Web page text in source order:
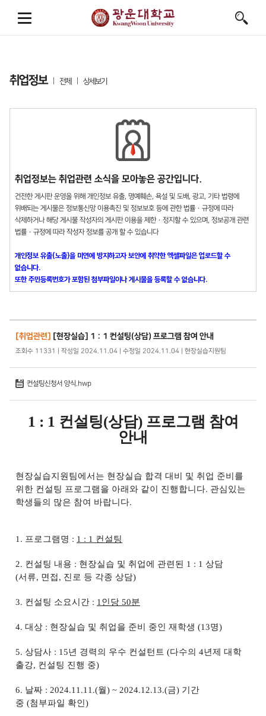
취업정보 전체 상세보기
취업정보는 취업관련 소식을 모아놓은 공간입니다.
건전한 게시판 운영을 위해 개인정보 유출, 명예훼손, 욕설 및 도배, 광고, 기타 법령에
위배되는 게시물은 정보통신망 이용촉진 및 정보보호 등에 관한 법률 · 규정에 따라
삭제하거나 해당 게시물 작성자의 게시판 이용을 제한 · 정지할 수 있으며, 정보공개 관련
법률 · 규정에 따라 작성자 정보를 공개 할 수 있습니다
개인정보 유출(노출)을 미연에 방지하고자 보안에 취약한 엑셀파일은 업로드할 수
없습니다.
또한 주민등록번호가 포함된 첨부파일이나 게시물을 등록할 수 없습니다.
[취업관련] [현장실습] 1 : 1 컨설팅(상담) 프로그램 참여 안내
조회수 11331 | 작성일 2024.11.04 | 수정일 2024.11.04 | 현장실습지원팀
컨설팅신청서 양식.hwp
1 : 1 컨설팅(상담) 프로그램 참여
안내
현장실습지원팀에서는 현장실습 합격 대비 및 취업 준비를
위한 컨설팅 프로그램을 아래와 같이 진행합니다. 관심있는
학생들의 많은 참여 바랍니다.
1. 프로그램명 : 1 : 1 컨설팅
2. 컨설팅 내용 : 현장실습 및 취업에 관련된 1 : 1상담
(서류, 면접, 진로 등 각종 상담)
3. 컨설팅 소요시간: 1 인당50분
4.대상: 현장실습 및 취업을 준비 중인 재학생(13명)
5.상담사 : 15년 경력의 우수 컨설턴트 (다수의 4년제 대학
출강, 컨설팅 진행 중)
6. 날짜 : 2024.11.11.(월) ~ 2024.12.13.(금) 기간
중 (첨부파일 확인 )